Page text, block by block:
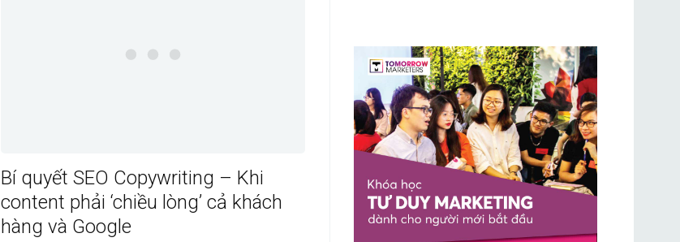
Bí quyết SEO Copywriting – Khi
content phải ‘chiều lòng’ cả khách
hàng và Google